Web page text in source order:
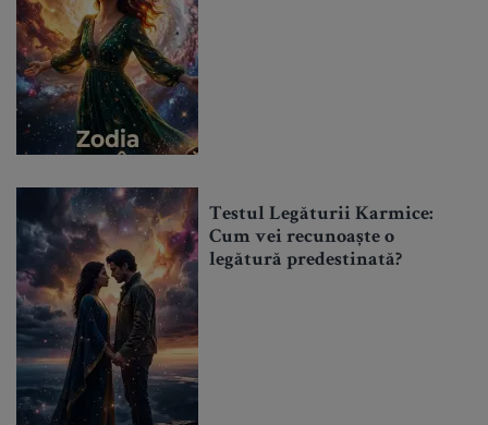
Testul Legăturii Karmice:
Cum vei recunoaște o
legătură predestinată?